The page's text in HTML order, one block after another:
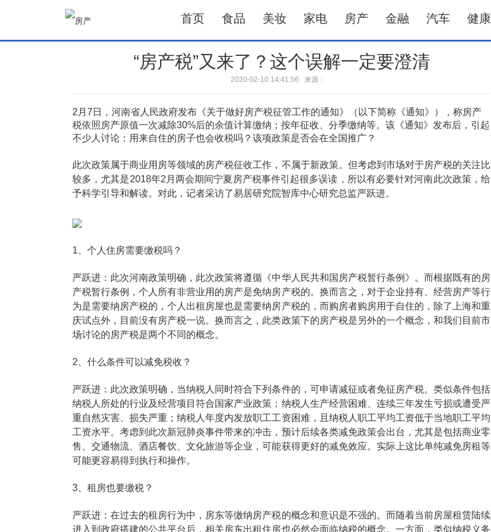
首页 食品 美妆 家电 房产 金融 汽车 健康
“房产税”又来了？这个误解一定要澄清
2020-02-10 14:41:56 来源：
2月7日，河南省人民政府发布《关于做好房产税征管工作的通知》（以下简称《通知》），称房产
税依照房产原值一次减除30%后的余值计算缴纳；按年征收、分季缴纳等。该《通知》发布后，引起
不少人讨论：用来自住的房子也会收税吗？该项政策是否会在全国推广？
此次政策属于商业用房等领域的房产税征收工作，不属于新政策。但考虑到市场对于房产税的关注比
较多，尤其是2018年2月两会期间宁夏房产税事件引起很多误读，所以有必要针对河南此次政策，给
予科学引导和解读。对此，记者采访了易居研究院智库中心研究总监严跃进。
1、个人住房需要缴税吗？
严跃进：此次河南政策明确，此次政策将遵循《中华人民共和国房产税暂行条例》。而根据既有的房
产税暂行条例，个人所有非营业用的房产是免纳房产税的。换而言之，对于企业持有、经营房产等行
为是需要纳房产税的，个人出租房屋也是需要纳房产税的，而购房者购房用于自住的，除了上海和重
庆试点外，目前没有房产税一说。换而言之，此类政策下的房产税是另外的一个概念，和我们目前市
场讨论的房产税是两个不同的概念。
2、什么条件可以减免税收？
严跃进：此次政策明确，当纳税人同时符合下列条件的，可申请减征或者免征房产税。类似条件包括
纳税人所处的行业及经营项目符合国家产业政策；纳税人生产经营困难、连续三年发生亏损或遭受严
重自然灾害、损失严重；纳税人年度内发放职工工资困难，且纳税人职工平均工资低于当地职工平均
工资水平。考虑到此次新冠肺炎事件带来的冲击，预计后续各类减免政策会出台，尤其是包括商业零
售、交通物流、酒店餐饮、文化旅游等企业，可能获得更好的减免效应。实际上这比单纯减免房租等
可能更容易得到执行和操作。
3、租房也要缴税？
严跃进：在过去的租房行为中，房东等缴纳房产税的概念和意识是不强的。而随着当前房屋租赁陆续
进入到政府搭建的公共平台后，相关房东出租住房也必然会面临纳税的概念。一方面，类似纳税义务